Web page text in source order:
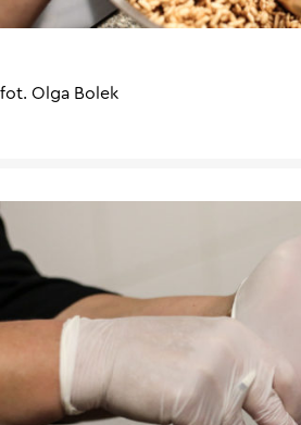
fot. Olga Bolek